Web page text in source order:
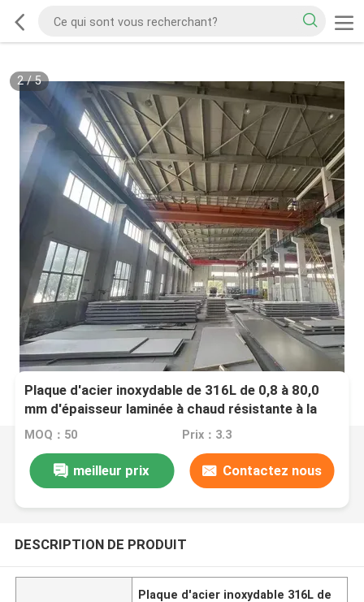
2/5
Plaque d'acier inoxydable de 316L de 0,8 à 80,0
mm d'épaisseur laminée à chaud résistante à la
corrosion avec une surface poli
MOQ：50 Prix：3.3
meilleur prix Contactez nous
DESCRIPTION DE PRODUIT
Plaque d'acier inoxydable 316L de